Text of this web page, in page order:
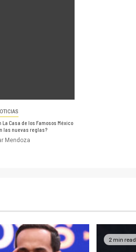
La Casa de los Famosos México
las nuevas reglas?
Mendoza
2 min read